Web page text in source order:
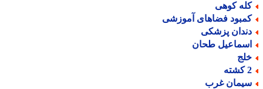
کوهی
فضاهای آموزشی
پزشکی
طحان
غرب